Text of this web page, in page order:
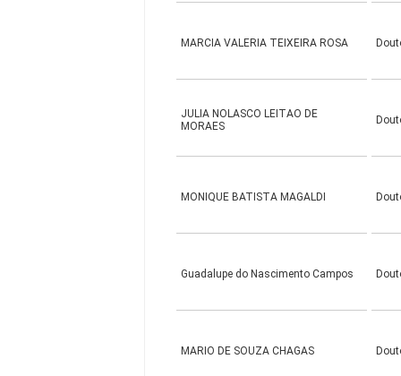
MARCIA VALERIA TEIXEIRA ROSA
JULIA NOLASCO LEITAO DE
MORAES
MONIQUE BATISTA MAGALDI
Guadalupe do Nascimento Campos
MARIO DE SOUZA CHAGAS